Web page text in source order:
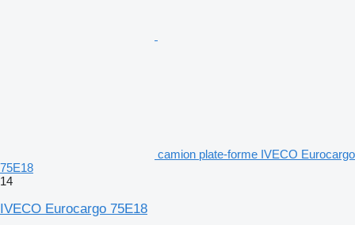
camion plate-forme IVECO Eurocargo
75E18
14
IVECO Eurocargo 75E18